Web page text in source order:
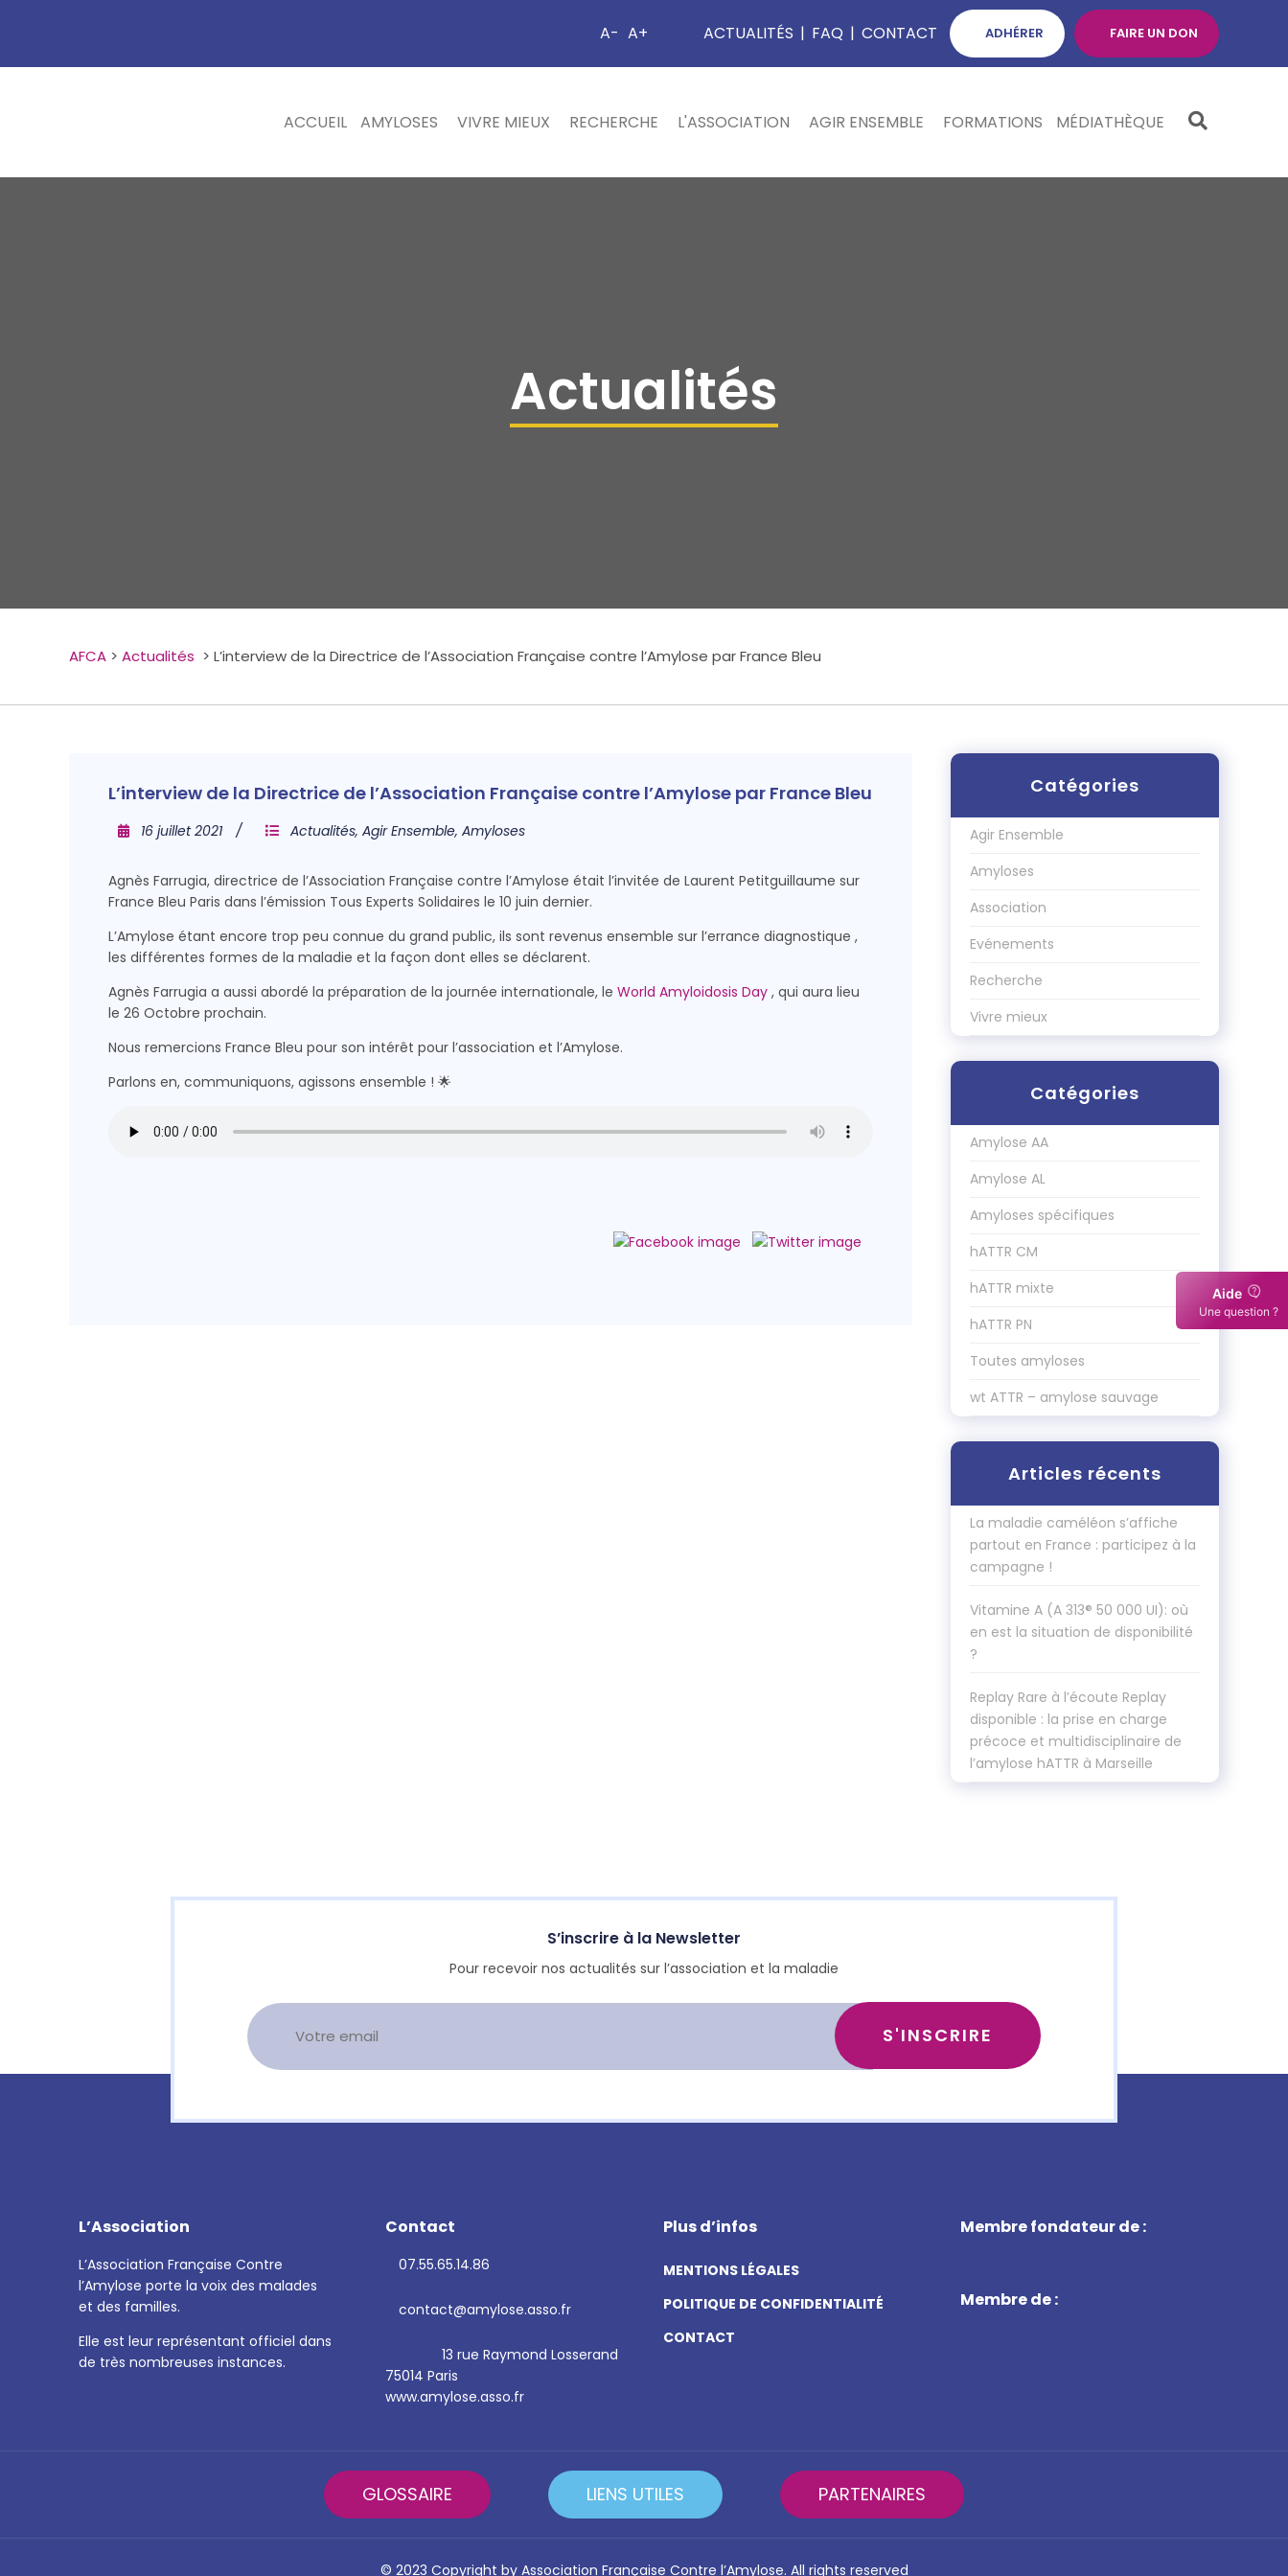
A- A+ ACTUALITÉS | FAQ | CONTACT ADHÉRER FAIRE UN DON
ACCUEIL AMYLOSES VIVRE MIEUX RECHERCHE L'ASSOCIATION AGIR ENSEMBLE FORMATIONS MÉDIATHÈQUE
Actualités
AFCA > Actualités > L’interview de la Directrice de l’Association Française contre l’Amylose par France Bleu
L’interview de la Directrice de l’Association Française contre l’Amylose par France Bleu
16 juillet 2021 Actualités, Agir Ensemble, Amyloses
Agnès Farrugia, directrice de l’Association Française contre l’Amylose était l’invitée de Laurent Petitguillaume sur
France Bleu Paris dans l’émission Tous Experts Solidaires le 10 juin dernier.
L’Amylose étant encore trop peu connue du grand public, ils sont revenus ensemble sur l’errance diagnostique ,
les différentes formes de la maladie et la façon dont elles se déclarent.
Agnès Farrugia a aussi abordé la préparation de la journée internationale, le World Amyloidosis Day , qui aura lieu
le 26 Octobre prochain.
Nous remercions France Bleu pour son intérêt pour l’association et l’Amylose.
Parlons en, communiquons, agissons ensemble ! 🌟
Catégories
Agir Ensemble
Amyloses
Association
Evénements
Recherche
Vivre mieux
Catégories
Amylose AA
Amylose AL
Amyloses spécifiques
hATTR CM
hATTR mixte
hATTR PN
Toutes amyloses
wt ATTR – amylose sauvage
Articles récents
La maladie caméléon s’affiche
partout en France : participez à la
campagne !
Vitamine A (A 313® 50 000 UI): où
en est la situation de disponibilité
?
Replay Rare à l’écoute Replay
disponible : la prise en charge
précoce et multidisciplinaire de
l’amylose hATTR à Marseille
S’inscrire à la Newsletter
Pour recevoir nos actualités sur l’association et la maladie
L’Association
L’Association Française Contre
l’Amylose porte la voix des malades
et des familles.
Elle est leur représentant officiel dans
de très nombreuses instances.
Contact
07.55.65.14.86
contact@amylose.asso.fr
13 rue Raymond Losserand
75014 Paris
www.amylose.asso.fr
Plus d’infos
MENTIONS LÉGALES
POLITIQUE DE CONFIDENTIALITÉ
CONTACT
Membre fondateur de :
Membre de :
GLOSSAIRE LIENS UTILES PARTENAIRES
© 2023 Copyright by Association Française Contre l’Amylose. All rights reserved
Aide
Une question ?